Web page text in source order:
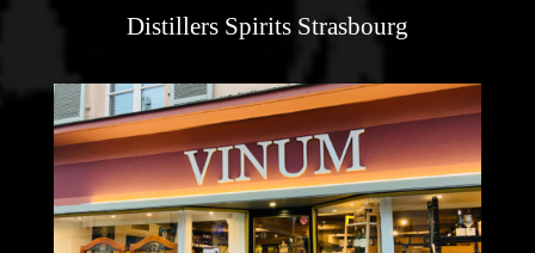
Distillers Spirits Strasbourg